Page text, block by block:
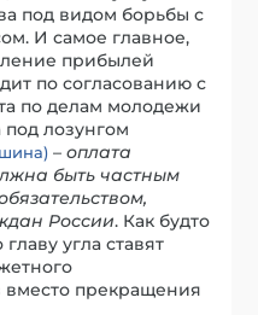
под видом борьбы с
И самое главное,
прибылей
по согласованию с
по делам молодежи
под лозунгом
–оплата
быть частным
России. Как будто
угла ставят
прекращения